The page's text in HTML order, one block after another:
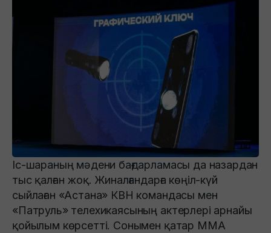
Іс-шараның мәдени бағдарламасы да назардан
тыс қалған жоқ. Жиналғандарға көңіл-күй
сыйлаған «Астана» КВН командасы мен
«Патруль» телехикаясының актерлері арнайы
қойылым көрсетті. Сонымен қатар ММА